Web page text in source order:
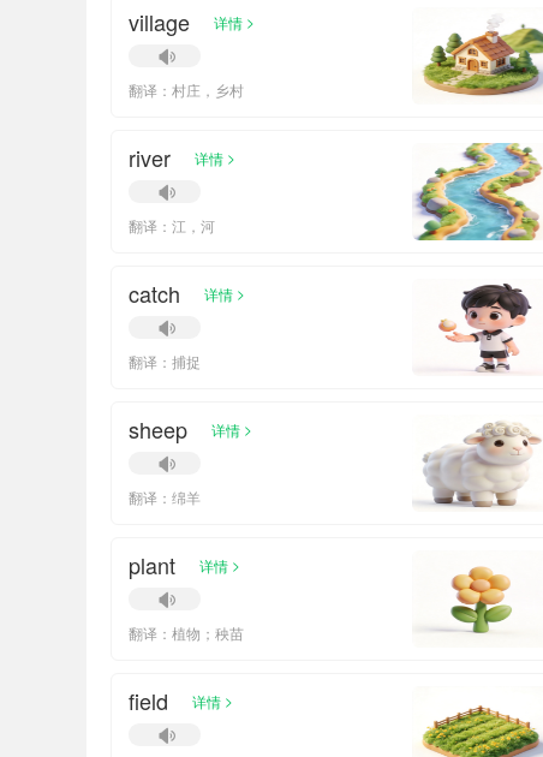
village 详情 >
翻译：村庄，乡村
river 详情 >
翻译：江，河
catch 详情 >
翻译：捕捉
sheep 详情 >
翻译：绵羊
plant 详情 >
翻译：植物；秧苗
field 详情 >